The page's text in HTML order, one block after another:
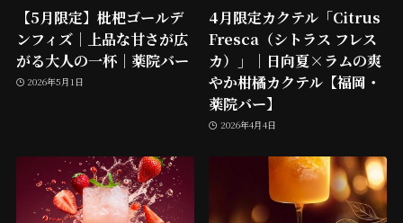
【5月限定】枇杷ゴールデ
ンフィズ｜上品な甘さが広
がる大人の一杯｜薬院バー
2026年5月1日
4月限定カクテル「Citrus
Fresca（シトラス フレス
カ）」｜日向夏×ラムの爽
やか柑橘カクテル【福岡・
薬院バー】
2026年4月4日